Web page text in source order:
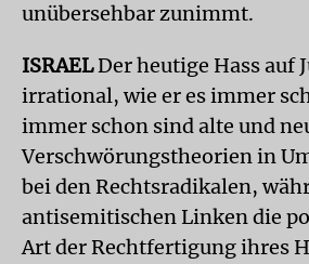
unübersehbar zunimmt.
ISRAELDer heutige Hass auf
irrational, wie er es immer
immer schon sind alte und
Verschwörungstheorien in
bei den Rechtsradikalen,
antisemitischen Linken die
Art der Rechtfertigung ihres